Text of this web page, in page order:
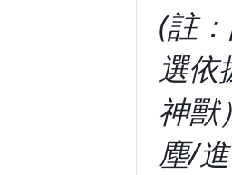
(註
選依
神獸
塵/